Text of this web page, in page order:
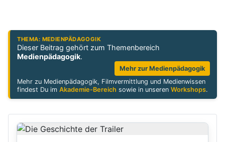
THEMA: MEDIENPÄDAGOGIK
Dieser Beitrag gehört zum Themenbereich
Medienpädagogik.
Mehr zur Medienpädagogik
Mehr zu Medienpädagogik, Filmvermittlung und Medienwissen
findest Du imAkademie-Bereich sowie in unserenWorkshops.